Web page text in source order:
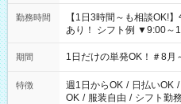
勤務時間
【1日3時間～も相談OK!
あり！ シフト例 ▼9:00
▼18:00～21:00
期間 1日だけの単発OK！＃8
特徴 週1日からOK / 日払いOK /
OK / 服装自由 / シフト勤務